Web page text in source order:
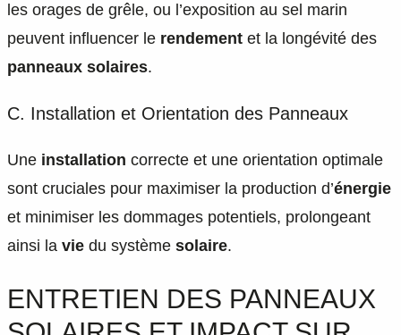
les orages de grêle, ou l’exposition au sel marin
peuvent influencer le rendement et la longévité des
panneaux solaires.
C. Installation et Orientation des Panneaux
Une installation correcte et une orientation optimale
sont cruciales pour maximiser la production d’énergie
et minimiser les dommages potentiels, prolongeant
ainsi la vie du système solaire.
ENTRETIEN DES PANNEAUX